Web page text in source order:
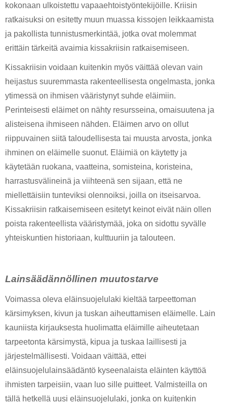
kokonaan ulkoistettu vapaaehtoistyöntekijöille. Kriisin
ratkaisuksi on esitetty muun muassa kissojen leikkaamista
ja pakollista tunnistusmerkintää, jotka ovat molemmat
erittäin tärkeitä avaimia kissakriisin ratkaisemiseen.
Kissakriisin voidaan kuitenkin myös väittää olevan vain
heijastus suuremmasta rakenteellisesta ongelmasta, jonka
ytimessä on ihmisen vääristynyt suhde eläimiin.
Perinteisesti eläimet on nähty resursseina, omaisuutena ja
alisteisena ihmiseen nähden. Eläimen arvo on ollut
riippuvainen siitä taloudellisesta tai muusta arvosta, jonka
ihminen on eläimelle suonut. Eläimiä on käytetty ja
käytetään ruokana, vaatteina, somisteina, koristeina,
harrastusvälineinä ja viihteenä sen sijaan, että ne
miellettäisiin tunteviksi olennoiksi, joilla on itseisarvoa.
Kissakriisin ratkaisemiseen esitetyt keinot eivät näin ollen
poista rakenteellista vääristymää, joka on sidottu syvälle
yhteiskuntien historiaan, kulttuuriin ja talouteen.
Lainsäädännöllinen muutostarve
Voimassa oleva eläinsuojelulaki kieltää tarpeettoman
kärsimyksen, kivun ja tuskan aiheuttamisen eläimelle. Lain
kauniista kirjauksesta huolimatta eläimille aiheutetaan
tarpeetonta kärsimystä, kipua ja tuskaa laillisesti ja
järjestelmällisesti. Voidaan väittää, ettei
eläinsuojelulainsäädäntö kyseenalaista eläinten käyttöä
ihmisten tarpeisiin, vaan luo sille puitteet. Valmisteilla on
tällä hetkellä uusi eläinsuojelulaki, jonka on kuitenkin